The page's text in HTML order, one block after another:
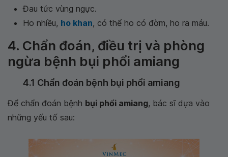
Đau tức vùng ngực.
Ho nhiều, ho khan, có thể ho có đờm, ho ra máu.
4. Chẩn đoán, điều trị và phòng
ngừa bệnh bụi phổi amiang
4.1 Chẩn đoán bệnh bụi phổi amiang
Để chẩn đoán bệnh bụi phổi amiang, bác sĩ dựa vào
những yếu tố sau: